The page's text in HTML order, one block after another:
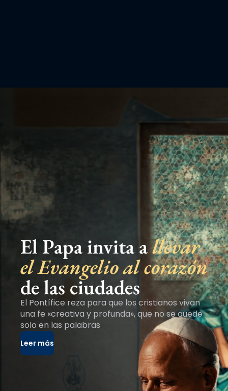
El Papa invita allevar
el Evangelio al corazón
de las ciudades
El Pontífice reza para que los cristianos vivan
una fe «creativa y profunda», que no se quede
solo en las palabras
Leer más